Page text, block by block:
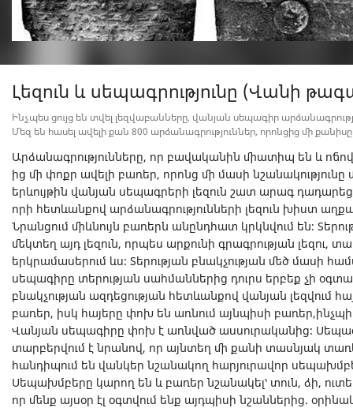
Լեզուն և սեպագրությունը (Վանի
Ինչպես ցույց են տվել լեզվաբանները, վանյան սեպագիր
Մեզ են հասել ավելի քան 800 արձանագրություններ, որոնցից մի
Արձանագրությունները, որ բավականին միատիպ են և
ից մի փոքր ավելի բառեր, որոնց մի մասի նշանակությունը
երևույթին վանյան սեպագրերի լեզուն շատ արագ
որի հետևանքով արձանագրությունների լեզուն խիստ
Նրանցում միևնույն բառերն անընդհատ կրկնվում են։
մեկտեղ այդ լեզուն, որպես արքունի գրագրության լեզու,
երկրամասերում ևս։ Տերության բնակչության մեծ մասի
սեպագիրը տերության սահմաններից դուրս երբեք չի
բնակչության ազդեցության հետևանքով վանյան լեզվում
բառեր, իսկ հայերը փոխ են առնում այնպիսի
Վանյան սեպագիրը փոխ է առնված ասսուրականից։
տարբերվում է նրանով, որ այնտեղ մի քանի տասնյակ
հանդիպում են վանկեր նշանակող հարյուրավոր
Սեպախմբերը կարող են և բառեր նշանակել՝ տուն, ձի,
որ մենք այսօր էլ օգտվում ենք այդպիսի նշաններից.